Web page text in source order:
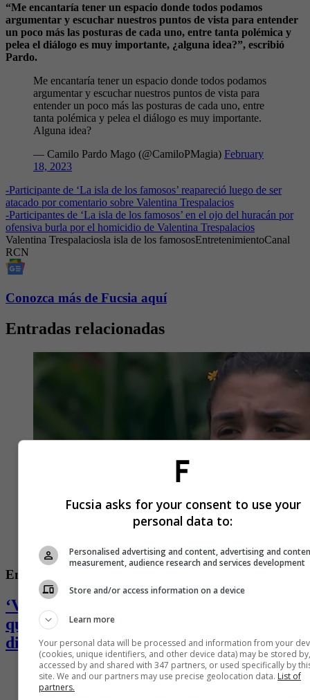
“Me encantaría tener un espacio donde todos podamos
argumentar y escuchar nuestros puntos de vista para entender
un poco más las posturas de cada uno, entre tanta polémica y
pelea el diálogo es muy importante, ¿alguna idea?”, escribió
Pardo.
Me encantaría tener un espacio donde todos podamos
argumentar y escuchar nuestros puntos de vista para
entender un poco más las posturas de cada uno, entre
tanta polémica y pelea el diálogo es muy importante.
Alguna idea?
— Camilo Pardo Mago (@CamiloPMagia) February
18, 2023
-Participante de ‘La isla de los famosos’ reapareció luego de ser
atacado por comentario sobre Valentina Trespalacios
-Participantes de ‘La isla de los famosos’ en el ojo del huracán por
ofensiva burla por el homicidio de Valentina Trespalacios
Valentina Trespalaciosla isla de los famososEntretenimientoCanal
RCN
Conozca más de Fucsia aquí
Entradas relacionadas
Entretenimiento
‘Valkyria’, ganadora del ‘Desafió’, se
quebró y desahogó en redes: pasa por
difícil momento
Fucsia asks for your consent to use your
personal data to:
Personalised advertising and content, advertising and
measurement, audience research and services development
Store and/or access information on a device
Learn more
Your personal data will be processed and information from your
(cookies, unique identifiers, and other device data) may be stored by,
accessed by and shared with 347 partners, or used specifically by
site. We and our partners may use precise geolocation data. List of
partners.